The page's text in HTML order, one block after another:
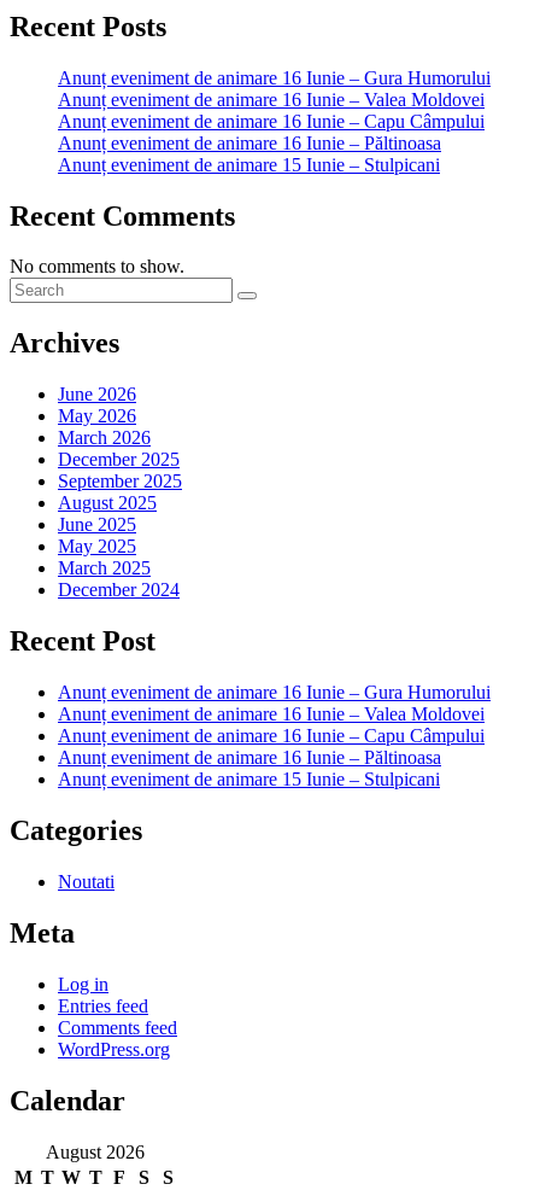
Recent Posts
Anunț eveniment de animare 16 Iunie – Gura Humorului
Anunț eveniment de animare 16 Iunie – Valea Moldovei
Anunț eveniment de animare 16 Iunie – Capu Câmpului
Anunț eveniment de animare 16 Iunie – Păltinoasa
Anunț eveniment de animare 15 Iunie – Stulpicani
Recent Comments
No comments to show.
Archives
June 2026
May 2026
March 2026
December 2025
September 2025
August 2025
June 2025
May 2025
March 2025
December 2024
Recent Post
Anunț eveniment de animare 16 Iunie – Gura Humorului
Anunț eveniment de animare 16 Iunie – Valea Moldovei
Anunț eveniment de animare 16 Iunie – Capu Câmpului
Anunț eveniment de animare 16 Iunie – Păltinoasa
Anunț eveniment de animare 15 Iunie – Stulpicani
Categories
Noutati
Meta
Log in
Entries feed
Comments feed
WordPress.org
Calendar
August 2026
M T W T F S S